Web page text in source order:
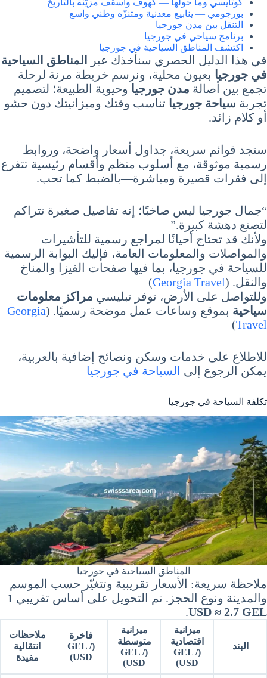
كوتايسي وما حولها — كهوف وأسقف مزيّنة بالتاريخ
بورجومي — ينابيع معدنية ومتنزّه وطني واسع
التنقل بين مدن جورجيا
برنامج سياحي في جورجيا
اكتشف المناطق السياحية في جورجيا
في هذا الدليل الحصري سنأخذك عبر
المناطق السياحية
في جورجيا بعيون محلية، ونرسم خريطة مرنة لرحلة
تجمع بين أصالة مدن جورجيا وحيوية الطبيعة؛ لتصميم
تجربة سياحة جورجيا تناسب وقتك وميزانيتك دون حشو
أو كلام زائد.
ستجد قوائم سريعة، جداول أسعار واضحة، وروابط
رسمية موثوقة، مع أسلوب منظم وأقسام رئيسية تتفرع
إلى فقرات قصيرة ومباشرة—بالضبط كما تحب.
“جمال جورجيا ليس صاخبًا؛ إنه تفاصيل صغيرة تتراكم
لتصنع دهشة كبيرة.”
ولأنك قد تحتاج أحيانًا لمراجع رسمية للتأشيرات
والمواصلات والمعلومات العامة، فإليك البوابة الرسمية
للسياحة في جورجيا، بما فيها صفحات الفيزا والمناخ
والنقل. (Georgia Travel
)
وللتواصل على الأرض، توفر تبليسي مراكز معلومات
سياحية بموقع وساعات عمل موضحة رسميًا. (Georgia
Travel
)
للاطلاع على خدمات وسكن ونصائح إضافية بالعربية،
يمكن الرجوع إلى السياحة في جورجيا
تكلفة السياحة في جورجيا
المناطق السياحية في جورجيا
ملاحظة سريعة: الأسعار تقريبية وتتغيّر حسب الموسم
والمدينة ونوع الحجز. تم التحويل على أساس تقريبي 1
USD ≈ 2.7 GEL
.
البند
ميزانية
اقتصادية
(GEL /
USD)
ميزانية
متوسطة
(GEL /
USD)
فاخرة
(GEL /
USD)
ملاحظات
انتقالية
مفيدة